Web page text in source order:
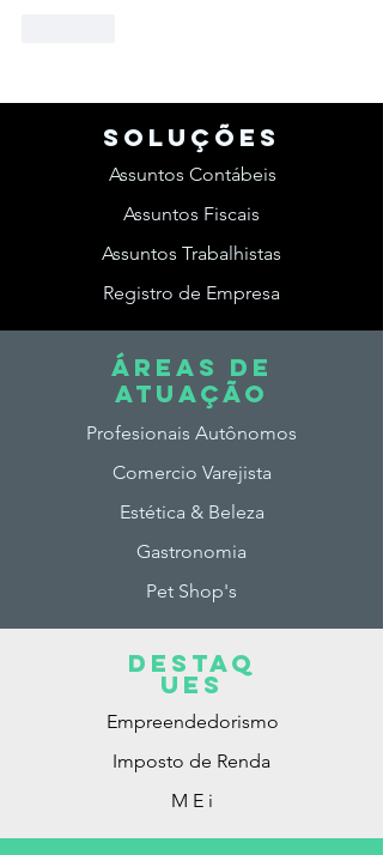
SOLUções
Assuntos Contábeis
Assuntos Fiscais
Assuntos Trabalhistas
Registro de Empresa
ÁREAS DE
ATUAção
Profesionais Autônomos
Comercio Varejista
Estética & Beleza
Gastronomia
Pet Shop's
DESTAq
ues
Empreendedorismo
Imposto de Renda
M E i